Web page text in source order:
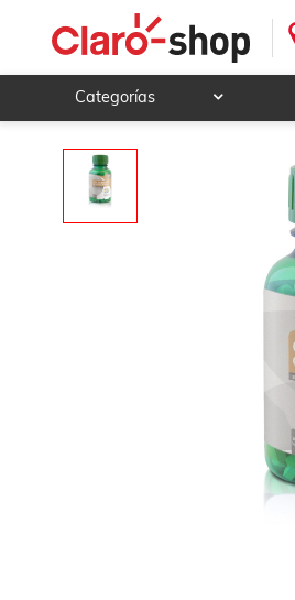
Categorías
Electrónica y tecnología
Videojuegos
Hogar y jardín
Glucosamina-Ostijoint 200 Tabletas